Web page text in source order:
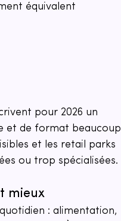
équivalent
pour 2026 un
et de format beaucoup
et les retail parks
ou trop spécialisées.
mieux
: alimentation,